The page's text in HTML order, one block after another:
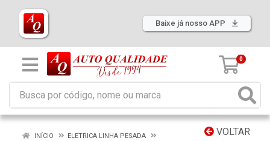
Baixe já nosso APP
0
VOLTAR
INÍCIO
ELETRICA LINHA PESADA